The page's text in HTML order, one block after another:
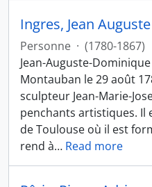
Ingres, Jean
Personne · (1780-1867)
Jean-Auguste-
Montauban le 29 août
sculpteur Jean-Marie-
penchants artistiques. Il
de Toulouse où il est
rend à… Read more